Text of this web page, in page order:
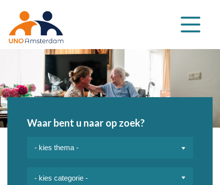
Klap
navigatie
Waar bent u naar op zoek?